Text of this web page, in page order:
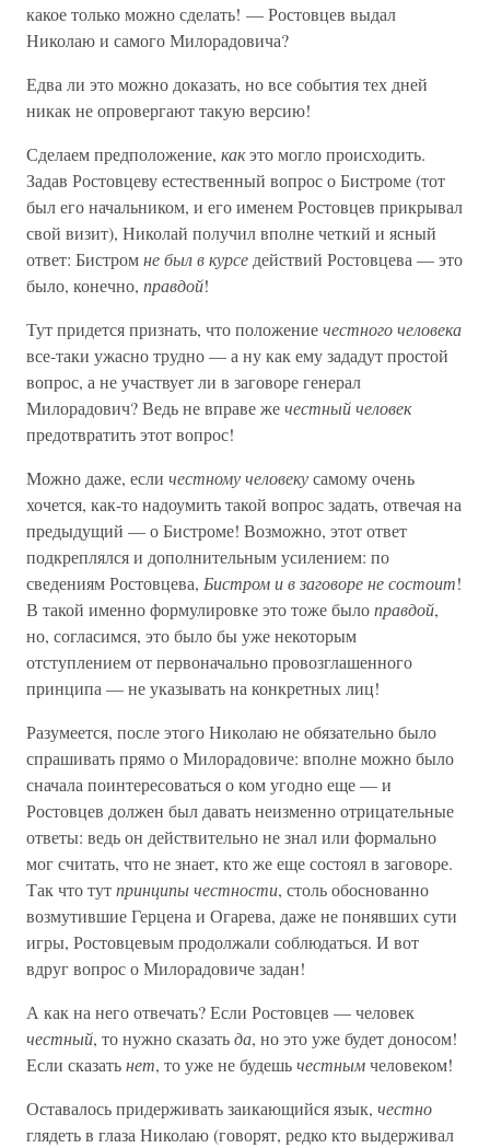
какое только можно сделать! — Ростовцев выдал
Николаю и самого Милорадовича?
Едва ли это можно доказать, но все события тех дней
никак не опровергают такую версию!
Сделаем предположение, какэто могло происходить.
Задав Ростовцеву естественный вопрос о Бистроме (тот
был его начальником, и его именем Ростовцев прикрывал
свой визит), Николай получил вполне четкий и ясный
ответ: Бистромне был в курсе действий Ростовцева — это
было, конечно, правдой!
Тут придется признать, что положениечестного человека
все-таки ужасно трудно — а ну как ему зададут простой
вопрос, а не участвует ли в заговоре генерал
Милорадович? Ведь не вправе жечестный человек
предотвратить этот вопрос!
Можно даже, если честному человекусамому очень
хочется, как-то надоумить такой вопрос задать, отвечая на
предыдущий — о Бистроме! Возможно, этот ответ
подкреплялся и дополнительным усилением: по
сведениям Ростовцева, Бистром и в заговоре не состоит!
В такой именно формулировке это тоже былоправдой,
но, согласимся, это было бы уже некоторым
отступлением от первоначально провозглашенного
принципа — не указывать на конкретных лиц!
Разумеется, после этого Николаю не обязательно было
спрашивать прямо о Милорадовиче: вполне можно было
сначала поинтересоваться о ком угодно еще — и
Ростовцев должен был давать неизменно отрицательные
ответы: ведь он действительно не знал или формально
мог считать, что не знает, кто же еще состоял в заговоре.
Так что тутпринципы честности, столь обоснованно
возмутившие Герцена и Огарева, даже не понявших сути
игры, Ростовцевым продолжали соблюдаться. И вот
вдруг вопрос о Милорадовиче задан!
А как на него отвечать? Если Ростовцев — человек
честный, то нужно сказатьда, но это уже будет доносом!
Если сказатьнет, то уже не будешьчестнымчеловеком!
Оставалось придерживать заикающийся язык, честно
глядеть в глаза Николаю (говорят, редко кто выдерживал